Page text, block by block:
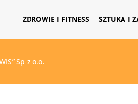
ZDROWIE I FITNESS SZTUKA I
Sp z o.o.